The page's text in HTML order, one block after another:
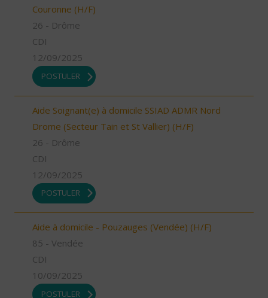
Couronne (H/F)
26 - Drôme
CDI
12/09/2025
POSTULER
Aide Soignant(e) à domicile SSIAD ADMR Nord
Drome (Secteur Tain et St Vallier) (H/F)
26 - Drôme
CDI
12/09/2025
POSTULER
Aide à domicile - Pouzauges (Vendée) (H/F)
85 - Vendée
CDI
10/09/2025
POSTULER